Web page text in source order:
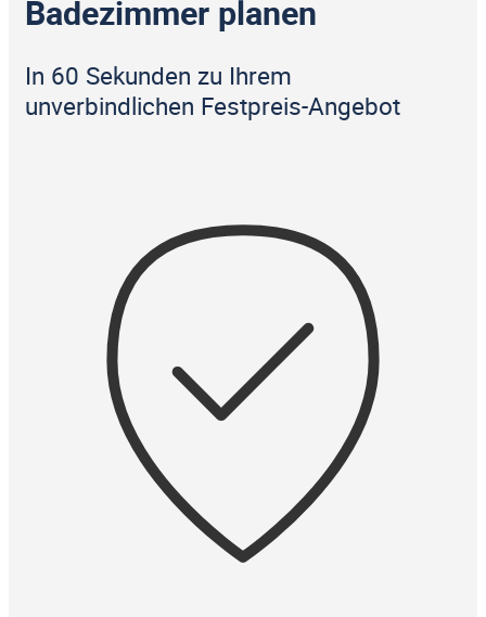
Badezimmer planen
In 60 Sekunden zu Ihrem
unverbindlichen Festpreis-Angebot